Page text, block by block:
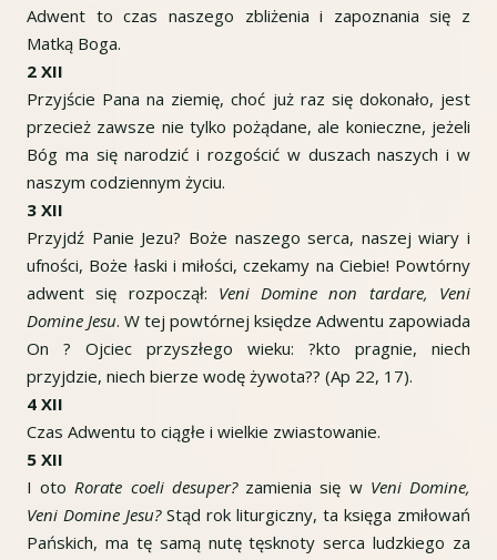
Adwent to czas naszego zbliżenia i zapoznania się z
Matką Boga.
2 XII
Przyjście Pana na ziemię, choć już raz się dokonało, jest
przecież zawsze nie tylko pożądane, ale konieczne, jeżeli
Bóg ma się narodzić i rozgościć w duszach naszych i w
naszym codziennym życiu.
3 XII
Przyjdź Panie Jezu? Boże naszego serca, naszej wiary i
ufności, Boże łaski i miłości, czekamy na Ciebie! Powtórny
adwent się rozpoczął: Veni Domine non tardare, Veni
Domine Jesu. W tej powtórnej księdze Adwentu zapowiada
On ? Ojciec przyszłego wieku: ?kto pragnie, niech
przyjdzie, niech bierze wodę żywota?? (Ap 22, 17).
4 XII
Czas Adwentu to ciągłe i wielkie zwiastowanie.
5 XII
I oto Rorate coeli desuper?zamienia się w Veni Domine,
Veni Domine Jesu?Stąd rok liturgiczny, ta księga zmiłowań
Pańskich, ma tę samą nutę tęsknoty serca ludzkiego za